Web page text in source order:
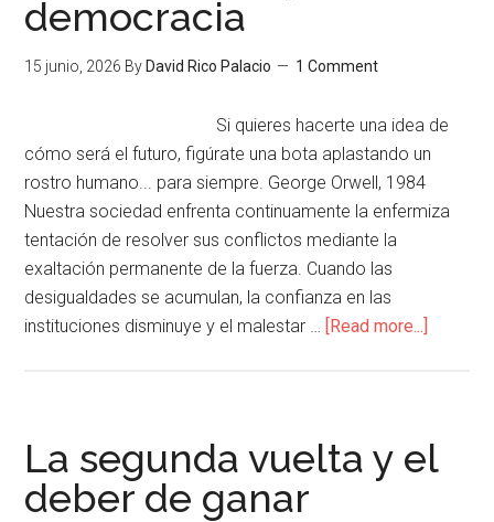
democracia
15 junio, 2026 By David Rico Palacio 1 Comment
Si quieres hacerte una idea de
cómo será el futuro, figúrate una bota aplastando un
rostro humano... para siempre. George Orwell, 1984
Nuestra sociedad enfrenta continuamente la enfermiza
tentación de resolver sus conflictos mediante la
exaltación permanente de la fuerza. Cuando las
desigualdades se acumulan, la confianza en las
instituciones disminuye y el malestar … [Read more...]
La segunda vuelta y el
deber de ganar